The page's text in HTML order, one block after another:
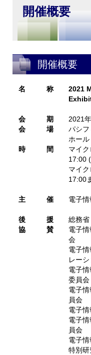
開催概要
開催概要
名 称
2021
会 期
2021
会 場
パシ
ホール
時 間
マイ
17:00
マイ
17:00
主 催 電子
後 援
総務省
協 賛
電子
会
電子
レー
電子
委員会
電子
員会
電子
電子
員会
電子
特別